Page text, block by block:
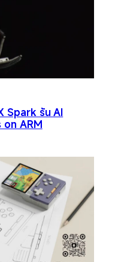
Spark รัน AI
on ARM